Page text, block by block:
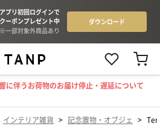
に伴うお荷物のお届け停止・遅延について
インテリア雑貨 > 記念置物・オブジェ >